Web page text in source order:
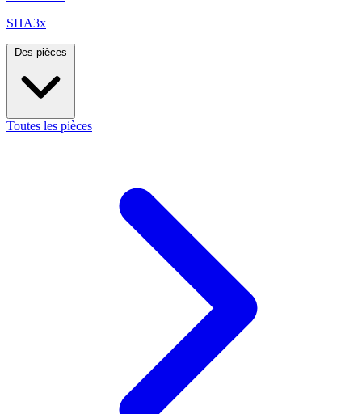
SHA3x
Des pièces
Toutes les pièces